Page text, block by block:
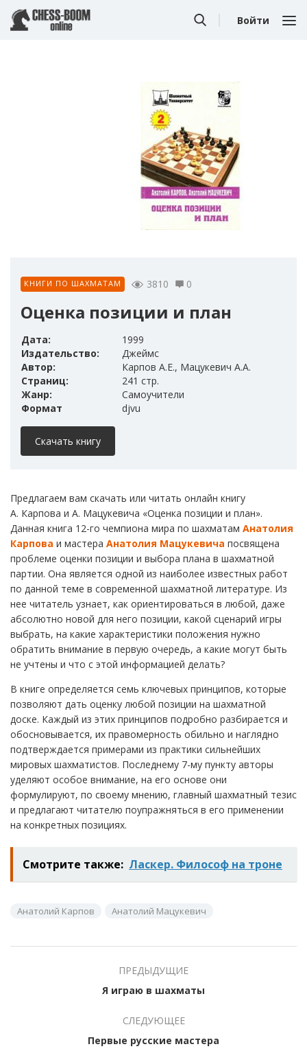
Войти
КНИГИ ПО ШАХМАТАМ 3810 0
Оценка позиции и план
Дата:
1999
Издательство:
Джеймс
Автор:
Карпов А.Е., Мацукевич А.А.
Страниц:
241 стр.
Жанр:
Самоучители
Формат
djvu
Скачать книгу
Предлагаем вам скачать или читать онлайн книгу
А. Карпова и А. Мацукевича «Оценка позиции и план».
Данная книга 12-го чемпиона мира по шахматам Анатолия
Карпова и мастера Анатолия Мацукевича посвящена
проблеме оценки позиции и выбора плана в шахматной
партии. Она является одной из наиболее известных работ
по данной теме в современной шахматной литературе. Из
нее читатель узнает, как ориентироваться в любой, даже
абсолютно новой для него позиции, какой сценарий игры
выбрать, на какие характеристики положения нужно
обратить внимание в первую очередь, а какие могут быть
не учтены и что с этой информацией делать?
В книге определяется семь ключевых принципов, которые
позволяют дать оценку любой позиции на шахматной
доске. Каждый из этих принципов подробно разбирается и
обосновывается, их правомерность обильно и наглядно
подтверждается примерами из практики сильнейших
мировых шахматистов. Последнему 7-му пункту авторы
уделяют особое внимание, на его основе они
формулируют, по своему мнению, главный шахматный тезис
и предлагают читателю поупражняться в его применении
на конкретных позициях.
Смотрите также: Ласкер. Философ на троне
Анатолий Карпов Анатолий Мацукевич
ПРЕДЫДУЩИЕ
Я играю в шахматы
СЛЕДУЮЩЕЕ
Первые русские мастера